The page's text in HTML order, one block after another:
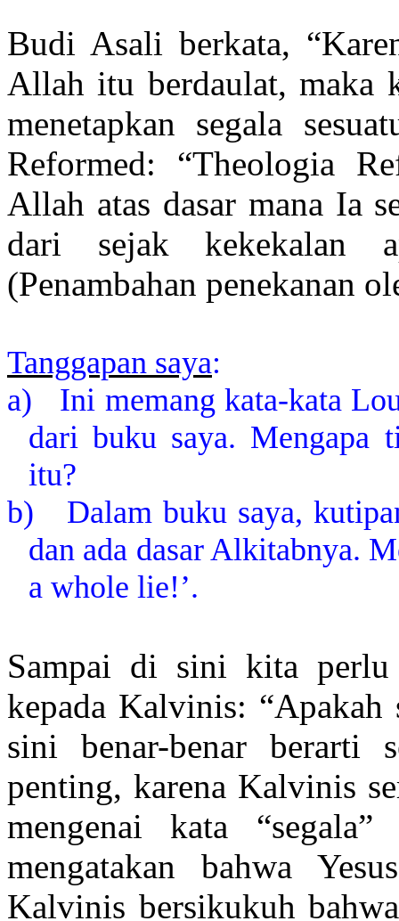
Budi Asali berkata,
Allah itu berdaulat, maka
menetapkan segala
Reformed: “Theologia
Allah atas dasar mana Ia
dari sejak kekekalan
(Penambahan penekanan
Tanggapan saya:
a)
Ini memang kata-kata
dari buku saya. Mengapa
itu?
b)
Dalam buku saya,
dan ada dasar Alkitabnya.
a whole lie!’.
Sampai di sini kita perlu
kepada Kalvinis: “Apakah
sini benar-benar berarti
penting, karena Kalvinis
mengenai kata
mengatakan bahwa
Kalvinis bersikukuh